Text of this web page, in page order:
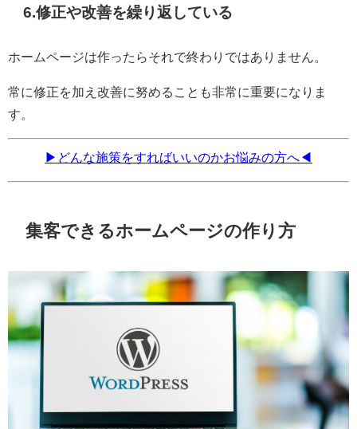
6.修正や改善を繰り返している
ホームページは作ったらそれで終わりではありません。
常に修正を加え改善に努めることも非常に重要になりま
す。
▶どんな施策をすればいいのかお悩みの方へ◀
集客できるホームページの作り方